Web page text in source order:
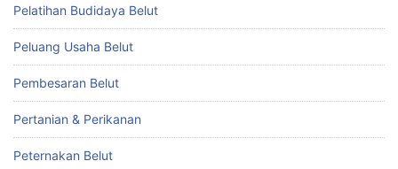
Pelatihan Budidaya Belut
Peluang Usaha Belut
Pembesaran Belut
Pertanian & Perikanan
Peternakan Belut